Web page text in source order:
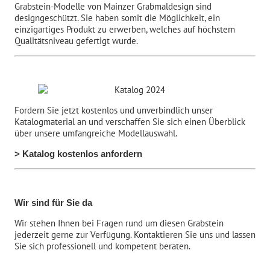
Grabstein-Modelle von Mainzer Grabmaldesign sind
designgeschützt. Sie haben somit die Möglichkeit, ein
einzigartiges Produkt zu erwerben, welches auf höchstem
Qualitätsniveau gefertigt wurde.
Fordern Sie jetzt kostenlos und unverbindlich unser
Katalogmaterial an und verschaffen Sie sich einen Überblick
über unsere umfangreiche Modellauswahl.
> Katalog kostenlos anfordern
Wir sind für Sie da
Wir stehen Ihnen bei Fragen rund um diesen Grabstein
jederzeit gerne zur Verfügung. Kontaktieren Sie uns und lassen
Sie sich professionell und kompetent beraten.